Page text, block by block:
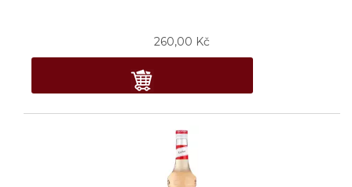
260,00 Kč